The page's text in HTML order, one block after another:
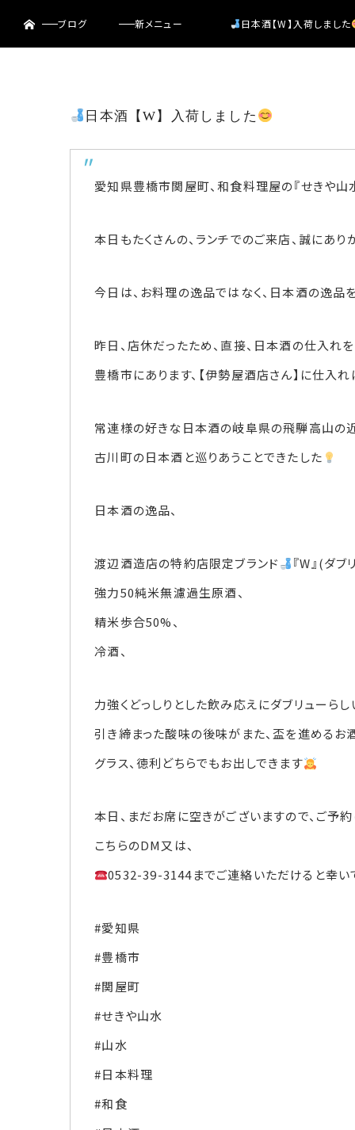
ブログ
新メニュー 日本酒【W】入荷しました
日本酒【W】入荷しました
愛知県豊橋市関屋町、和食料理屋の『せきや山
本日もたくさんの、ランチでのご来店、誠にあり
今日は、お料理の逸品ではなく、日本酒の逸
昨日、店休だったため、直接、日本酒の仕入れを
豊橋市にあります、【伊勢屋酒店さん】に仕入
常連様の好きな日本酒の岐阜県の飛騨高山の近
古川町の日本酒と巡りあうことできたした
日本酒の逸品、
渡辺酒造店の特約店限定ブランド
『W』(ダ
強力50純米無濾過生原酒、
精米歩合50%、
冷酒、
力強くどっしりとした飲み応えにダブリュー
引き締まった酸味の後味がまた、盃を進めるお
グラス、徳利どちらでもお出しできます
本日、まだお席に空きがございますので、ご予約
こちらのDM又は、
0532-39-3144までご連絡いただけると幸い
#愛知県
#豊橋市
#関屋町
#せきや山水
#山水
#日本料理
#和食